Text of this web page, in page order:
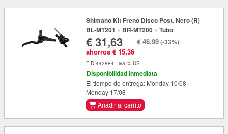
Shimano Kit Freno Disco Post. Nero (R)
BL-MT201 + BR-MT200 + Tubo
€ 31,63
ahorros € 15,36
€ 46,99(-33%)
FID 442884 - iva % US
Disponibilidad inmediata
El tiempo de entrega: Monday 10/08 -
Monday 17/08
Anadir al carrito